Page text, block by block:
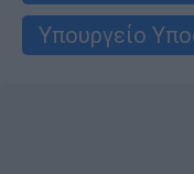
Υπουργείο